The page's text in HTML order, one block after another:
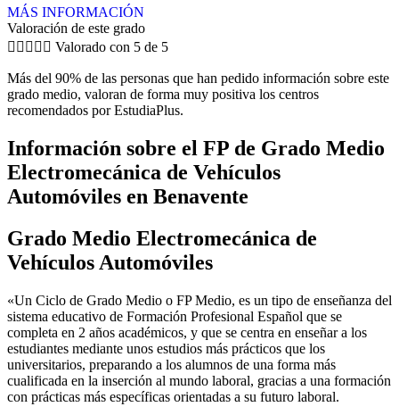
MÁS INFORMACIÓN
Valoración de este grado
     Valorado con 5 de 5
Más del 90% de las personas que han pedido información sobre este
grado medio, valoran de forma muy positiva los centros
recomendados por EstudiaPlus.
Información sobre el FP de Grado Medio
Electromecánica de Vehículos
Automóviles en Benavente
Grado Medio Electromecánica de
Vehículos Automóviles
«Un Ciclo de Grado Medio o FP Medio, es un tipo de enseñanza del
sistema educativo de Formación Profesional Español que se
completa en 2 años académicos, y que se centra en enseñar a los
estudiantes mediante unos estudios más prácticos que los
universitarios, preparando a los alumnos de una forma más
cualificada en la inserción al mundo laboral, gracias a una formación
con prácticas más específicas orientadas a su futuro laboral.